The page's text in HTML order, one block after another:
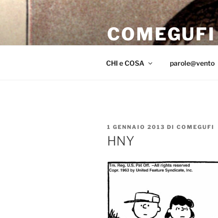
contenuto
COMEGUFI
CHI e COSA parole@vento
PUBBLICATO
IL
1 GENNAIO 2013 DI COMEGUFI
HNY